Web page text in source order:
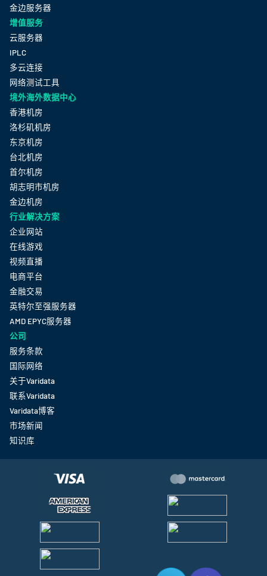
金边服务器
增值服务
云服务器
IPLC
多云连接
网络测试工具
境外海外数据中心
香港机房
洛杉矶机房
东京机房
台北机房
首尔机房
胡志明市机房
金边机房
行业解决方案
企业网站
在线游戏
视频直播
电商平台
金融交易
英特尔至强服务器
AMD EPYC服务器
公司
服务条款
国际网络
关于Varidata
联系Varidata
Varidata博客
市场新闻
知识库